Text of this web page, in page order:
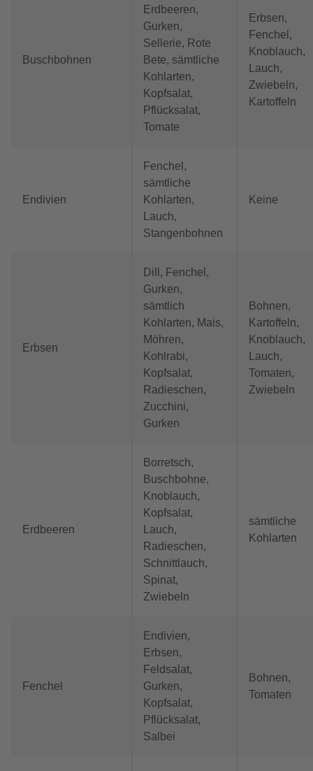
Buschbohnen
Erdbeeren,
Gurken,
Sellerie, Rote
Bete, sämtliche
Kohlarten,
Kopfsalat,
Pflücksalat,
Tomate
Erbsen,
Fenchel,
Knoblauch,
Lauch,
Zwiebeln,
Kartoffeln
Endivien
Fenchel,
sämtliche
Kohlarten,
Lauch,
Stangenbohnen
Keine
Erbsen
Dill, Fenchel,
Gurken,
sämtlich
Kohlarten, Mais,
Möhren,
Kohlrabi,
Kopfsalat,
Radieschen,
Zucchini,
Gurken
Bohnen,
Kartoffeln,
Knoblauch,
Lauch,
Tomaten,
Zwiebeln
Erdbeeren
Borretsch,
Buschbohne,
Knoblauch,
Kopfsalat,
Lauch,
Radieschen,
Schnittlauch,
Spinat,
Zwiebeln
sämtliche
Kohlarten
Fenchel
Endivien,
Erbsen,
Feldsalat,
Gurken,
Kopfsalat,
Pflücksalat,
Salbei
Bohnen,
Tomaten